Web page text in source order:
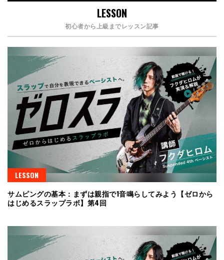
LESSON
初心者から上級までレッスン記事
LESSON
サムピングの基本：まずは親指で1音鳴らしてみよう【ゼロから
はじめるスラップラボ】第4回